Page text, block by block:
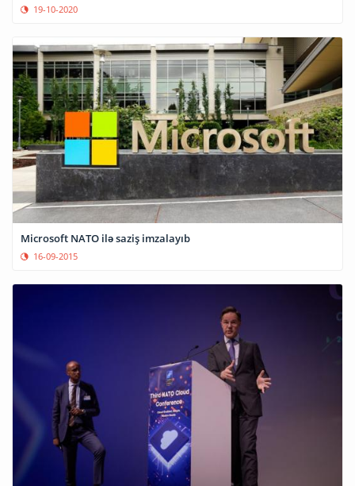
19-10-2020
Microsoft NATO ilə saziş imzalayıb
16-09-2015